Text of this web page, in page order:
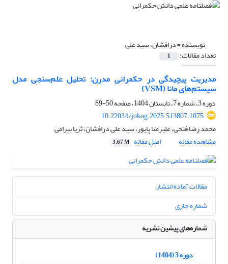
نویسنده =درافشان، سید علی
تعداد مقالات: 1
مدیریت پیچیدگی در حکمرانی مدرن: تحلیل علم‌سنجی مدل
سیستم‌های مانا (VSM)
دوره 3، شماره 7، تابستان 1404، صفحه
50-89
10.22034/jokog.2025.513807.1075
محمد رضا فتحی، علیرضا پایور، سید علی درافشان، ثریا بیرامی
مشاهده مقاله
اصل مقاله 3.67 M
مقالات آماده انتشار
شماره جاری
شماره‌های پیشین نشریه
دوره 3 (1404)